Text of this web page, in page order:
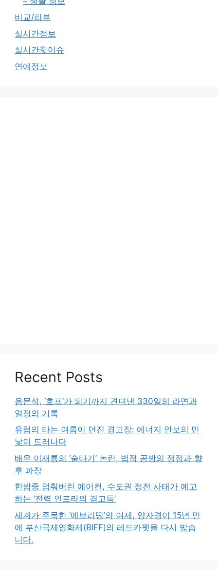
비교/리뷰
실시간정보
실시간핫이슈
연예정보
Recent Posts
음문석, ‘호프’가 되기까지 견뎌낸 330일의 라면과
열정의 기록
유럽의 타는 여름이 던진 경고장: 에너지 안보의 민
낯이 드러나다
배우 이재룡의 ‘술타기’ 논란, 법적 공방의 쟁점과 향
후 파장
한밤중 멈춰버린 에어컨, 수도권 정전 사태가 예고
하는 ‘전력 인프라의 경고등’
세계가 주목한 ‘에브리띵’의 여제, 양자경이 15년 만
에 부산국제영화제(BIFF)의 레드카펫을 다시 밟습
니다.